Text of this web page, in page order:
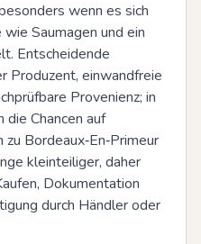
wenn es sich
Saumagen und ein
Entscheidende
Produzent, einwandfreie
Provenienz; in
Chancen auf
Bordeaux‑En‑Primeur
kleinteiliger, daher
Dokumentation
durch Händler oder